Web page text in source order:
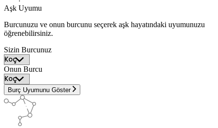
Aşk Uyumu
Burcunuzu ve onun burcunu seçerek aşk hayatındaki uyumunuzu
öğrenebilirsiniz.
Sizin Burcunuz
Onun Burcu
Burç Uyumunu Göster